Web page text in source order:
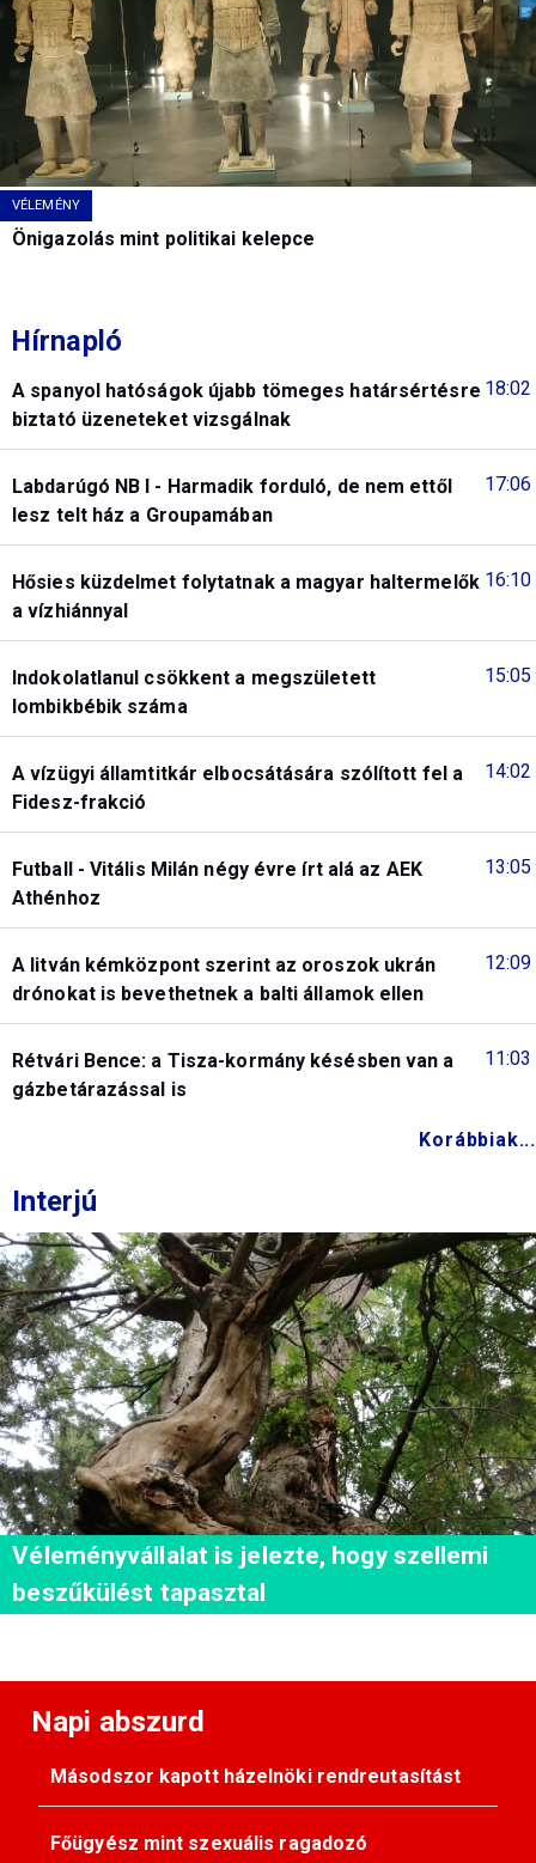
VÉLEMÉNY
Önigazolás mint politikai kelepce
Hírnapló
18:02
A spanyol hatóságok újabb tömeges határsértésre
biztató üzeneteket vizsgálnak
17:06
Labdarúgó NB I - Harmadik forduló, de nem ettől
lesz telt ház a Groupamában
16:10
Hősies küzdelmet folytatnak a magyar haltermelők
a vízhiánnyal
15:05
Indokolatlanul csökkent a megszületett
lombikbébik száma
14:02
A vízügyi államtitkár elbocsátására szólított fel a
Fidesz-frakció
13:05
Futball - Vitális Milán négy évre írt alá az AEK
Athénhoz
12:09
A litván kémközpont szerint az oroszok ukrán
drónokat is bevethetnek a balti államok ellen
11:03
Rétvári Bence: a Tisza-kormány késésben van a
gázbetárazással is
Korábbiak...
Interjú
Véleményvállalat is jelezte, hogy szellemi
beszűkülést tapasztal
Napi abszurd
Másodszor kapott házelnöki rendreutasítást
Főügyész mint szexuális ragadozó